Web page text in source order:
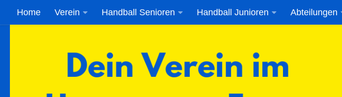
Zum Inhalt springen
Home Verein Handball Senioren Handball Junioren Abteilungen